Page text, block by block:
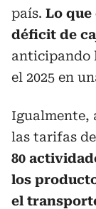
país. Lo que
déficit de
anticipando
el 2025 en
Igualmente,
las tarifas
80
los
el